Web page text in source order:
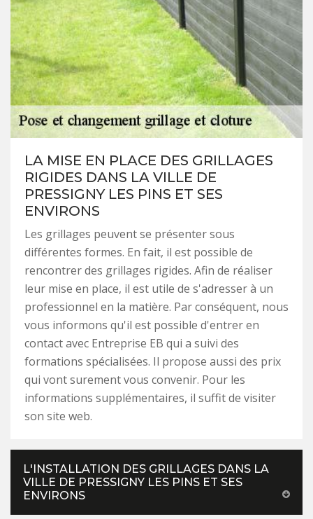
LA MISE EN PLACE DES GRILLAGES
RIGIDES DANS LA VILLE DE
PRESSIGNY LES PINS ET SES
ENVIRONS
Les grillages peuvent se présenter sous
différentes formes. En fait, il est possible de
rencontrer des grillages rigides. Afin de réaliser
leur mise en place, il est utile de s'adresser à un
professionnel en la matière. Par conséquent, nous
vous informons qu'il est possible d'entrer en
contact avec Entreprise EB qui a suivi des
formations spécialisées. Il propose aussi des prix
qui vont surement vous convenir. Pour les
informations supplémentaires, il suffit de visiter
son site web.
L'INSTALLATION DES GRILLAGES DANS LA
VILLE DE PRESSIGNY LES PINS ET SES
ENVIRONS